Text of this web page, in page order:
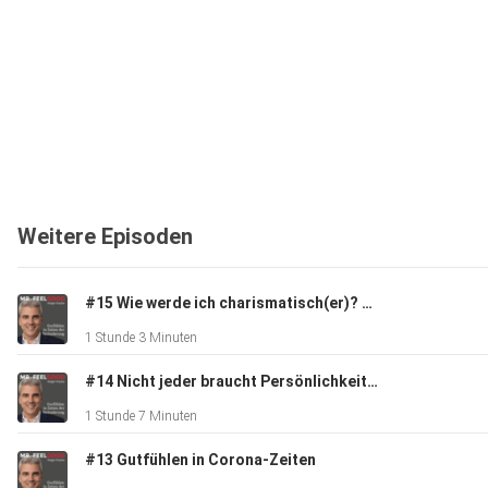
Weitere Episoden
#15 Wie werde ich charismatisch(er)? Und was ist eigentlich Aura?
1 Stunde 3 Minuten
#14 Nicht jeder braucht Persönlichkeitsentwicklung - oder doch?
1 Stunde 7 Minuten
#13 Gutfühlen in Corona-Zeiten